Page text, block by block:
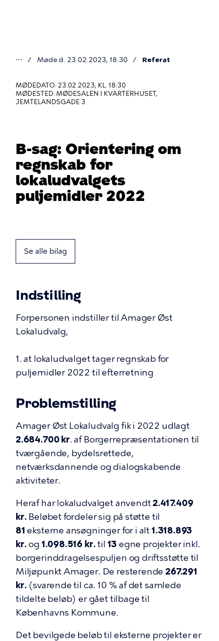
er
her
⋯ Møde d. 23.02.2023, 18:30 Referat
MØDEDATO: 23.02.2023, KL. 18:30
MØDESTED: MØDESALEN I KVARTERHUSET,
JEMTELANDSGADE 3
B-sag: Orientering om
regnskab for
lokaludvalgets
puljemidler 2022
Se alle bilag
Indstilling
Forpersonen indstiller til Amager Øst
Lokaludvalg,
1. at lokaludvalget tager regnskab for
puljemidler 2022 til efterretning
Problemstilling
Amager Øst Lokaludvalg fik i 2022 udlagt
2.684.700 kr. af Borgerrepræsentationen til
tværgående, bydelsrettede,
netværksdannende og dialogskabende
aktiviteter.
Heraf har lokaludvalget anvendt2.417.409
kr. Beløbet fordeler sig på støtte til
81 eksterne ansøgninger for i alt1.318.893
kr. og 1.098.516 kr.til 13 egne projekter inkl.
borgerinddragelsespuljen og driftsstøtte til
Miljøpunkt Amager. De resterende 267.291
kr. (svarende til ca. 10 % af det samlede
tildelte beløb) er gået tilbage til
Københavns Kommune.
Det bevilgede beløb til eksterne projekter er